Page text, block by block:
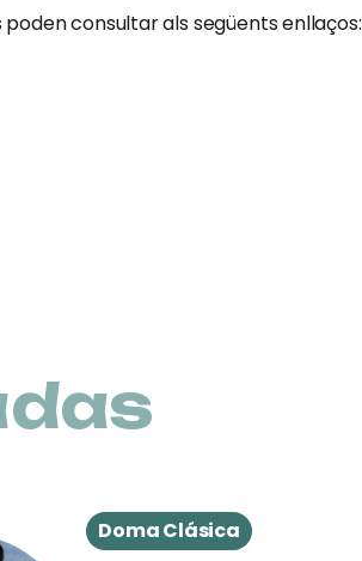
poden consultar als següents enllaços:
Doma Clásica